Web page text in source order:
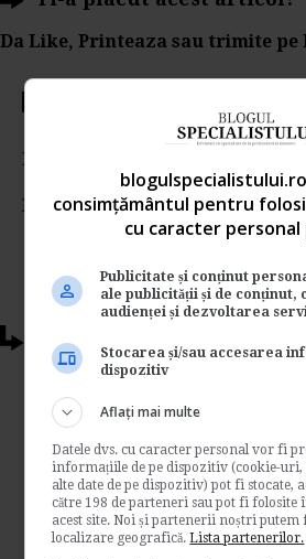
Da Like, Printeaza sau trimite pe
Rating:
Nota:4.07din30voturi
Articole conexe
Suspendarea CIM
si din initiativa
deAdela Simonescu
Specialistii in legislatia
materialul dat publicitatii
situatii in care un
consimțământul pentru
cu caracter
Publicitate și conținut
ale publicității și de conținut,
audienței și dezvoltarea
Stocarea și/sau accesarea
dispozitiv
Aflați mai multe
Datele dvs. cu caracter personal vor fi
informațiile de pe dispozitiv (cookie-
alte date de pe dispozitiv) pot fi stocate,
către 198 de parteneri sau pot fi folosite
acest site. Noi și partenerii noștri putem
localizare geografică.Lista partenerilor.